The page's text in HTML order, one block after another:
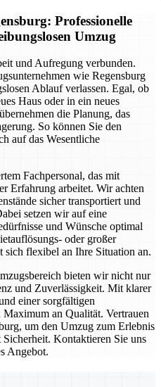
Professionelle
Umzug
und Aufregung verbunden.
wie Regensburg
Ablauf verlassen. Egal, ob
Haus oder in ein neues
die Planung, das
So können Sie den
auf das Wesentliche
Fachpersonal, das mit
Erfahrung arbeitet. Wir achten
sicher transportiert und
setzen wir auf eine
und Wünsche optimal
oder großer
sich flexibel an Ihre Situation an.
bieten wir nicht nur
und Zuverlässigkeit. Mit klarer
einer sorgfältigen
an Qualität. Vertrauen
um den Umzug zum Erlebnis
Kontaktieren Sie uns
Angebot.